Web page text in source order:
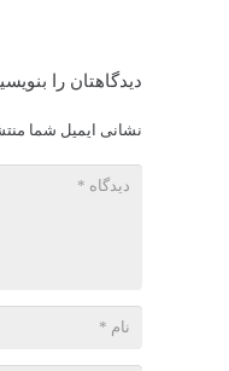
دیدگاهتان را
نشانی ایمیل شما